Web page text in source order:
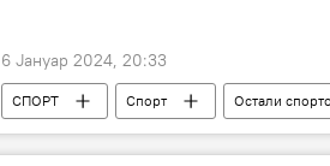
6 Јануар 2024, 20:33
СПОРТ Спорт Остали